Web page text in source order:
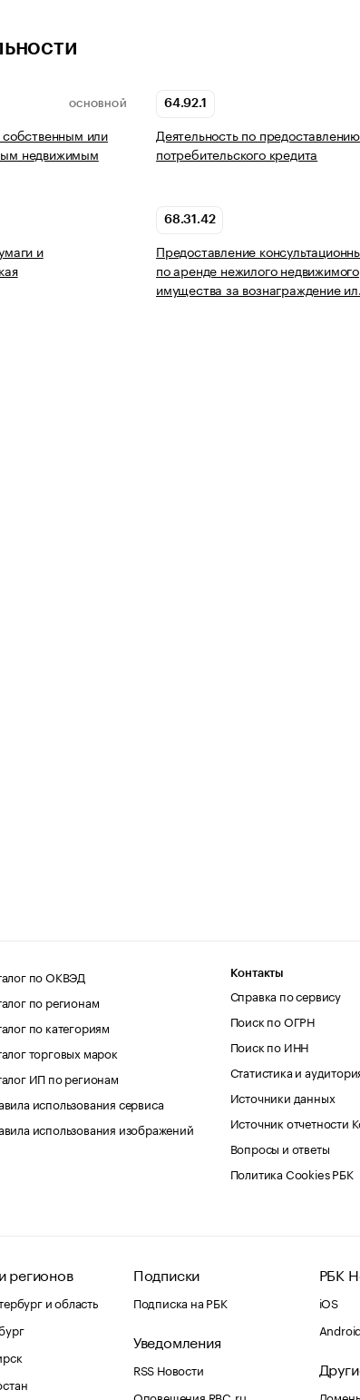
ОСНОВНОЙ
или
недвижимым
64.92.1
Деятельность по предоставлению
потребительского кредита
и
68.31.42
Предоставление
по аренде нежилого недвижимого
имущества за вознаграждение
по ОКВЭД
по регионам
по категориям
торговых марок
ИП по регионам
использования сервиса
использования изображений
Контакты
Справка по сервису
Поиск по ОГРН
Поиск по ИНН
Статистика и
Источники данных
Источник отчетности
Вопросы и ответы
Политика Cookies РБК
регионов
и область
Подписки
Подписка на РБК
Уведомления
RSS Новости
Оповещения RBC.ru
РБК
iOS